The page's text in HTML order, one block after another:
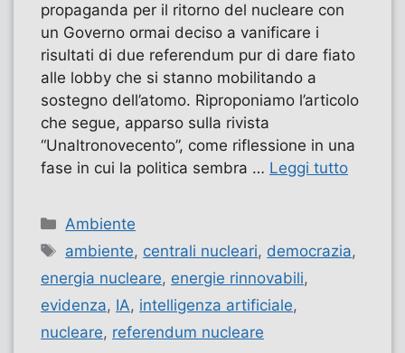
propaganda per il ritorno del nucleare con
un Governo ormai deciso a vanificare i
risultati di due referendum pur di dare fiato
alle lobby che si stanno mobilitando a
sostegno dell’atomo. Riproponiamo l’articolo
che segue, apparso sulla rivista
“Unaltronovecento”, come riflessione in una
fase in cui la politica sembra … Leggi tutto
Categorie
Ambiente
Tag
ambiente, centrali nucleari, democrazia,
energia nucleare, energie rinnovabili,
evidenza, IA, intelligenza artificiale,
nucleare, referendum nucleare